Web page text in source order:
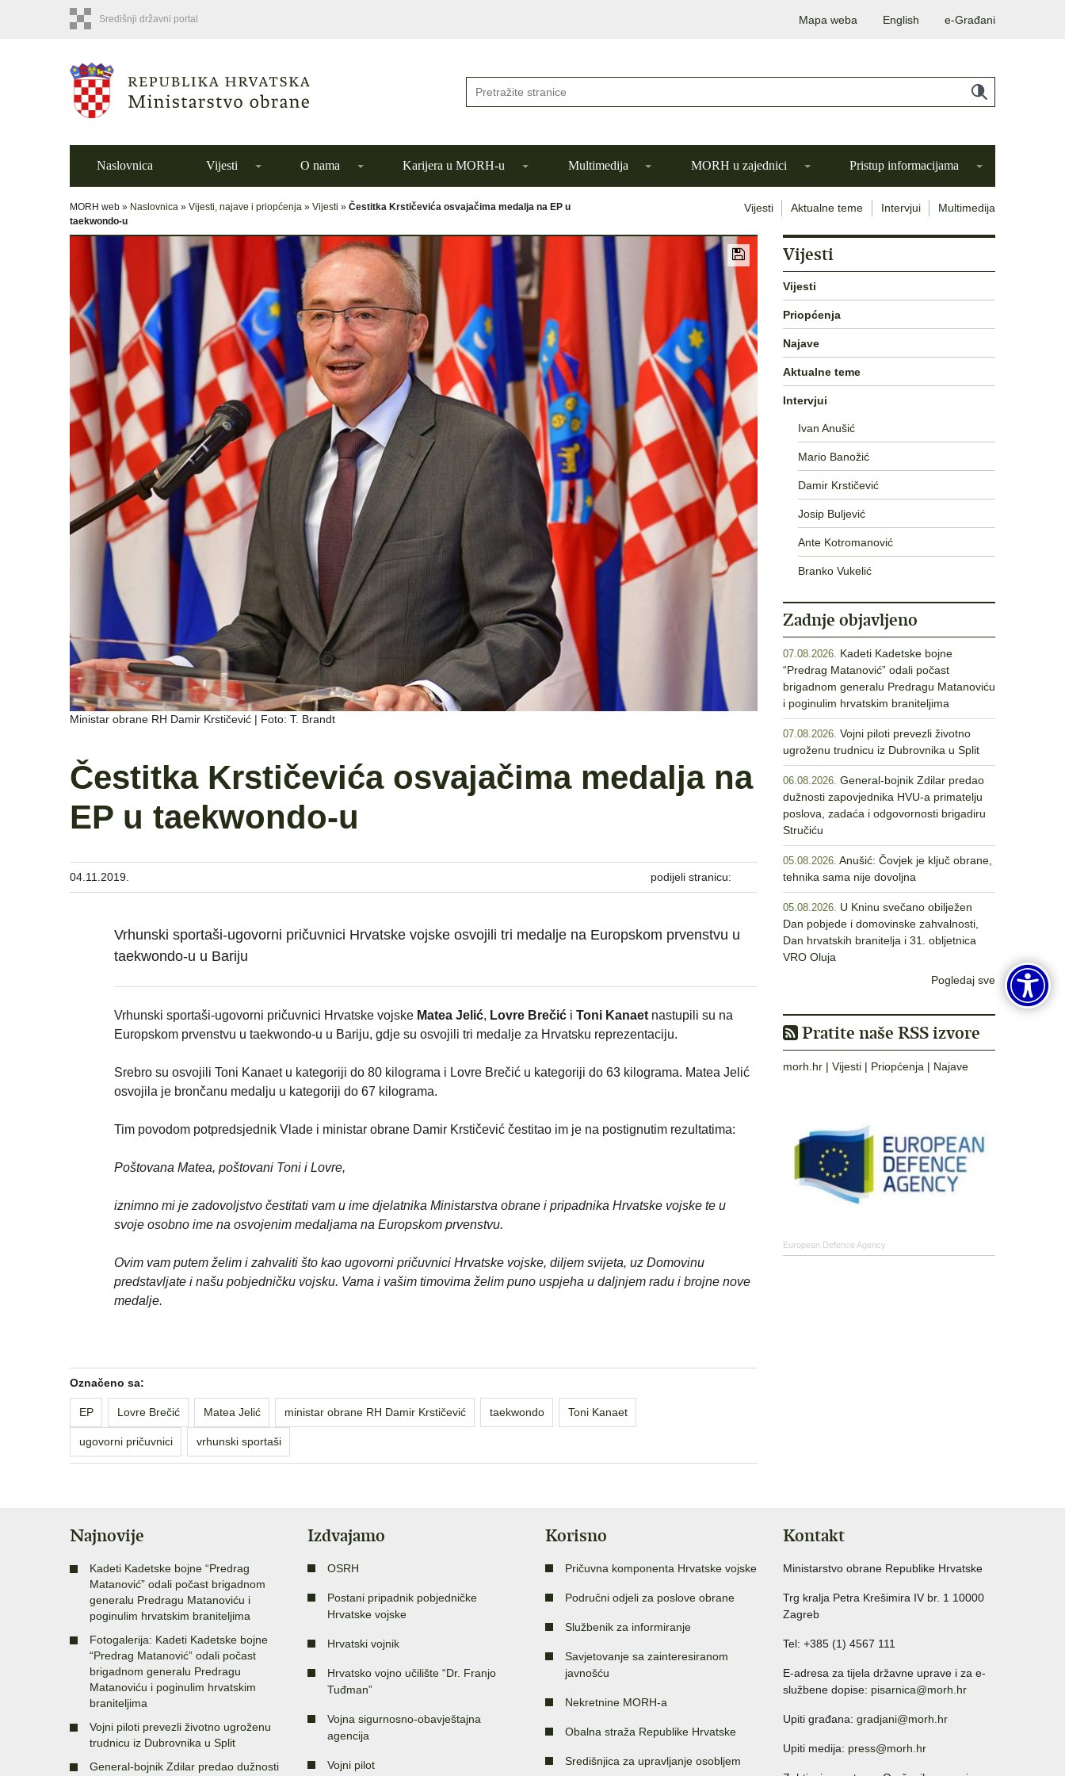
Središnji državni portal Mapa weba English e-Građani
Naslovnica Vijesti O nama Karijera u MORH-u Multimedija MORH u zajednici Pristup informacijama
MORH web » Naslovnica » Vijesti, najave i priopćenja » Vijesti » Čestitka Krstičevića osvajačima medalja na EP u
taekwondo-u
Vijesti Aktualne teme Intervjui Multimedija
Ministar obrane RH Damir Krstičević | Foto: T. Brandt
Čestitka Krstičevića osvajačima medalja na
EP u taekwondo-u
04.11.2019. podijeli stranicu:
Vrhunski sportaši-ugovorni pričuvnici Hrvatske vojske osvojili tri medalje na Europskom prvenstvu u
taekwondo-u u Bariju
Vrhunski sportaši-ugovorni pričuvnici Hrvatske vojske Matea Jelić, Lovre Brečić i Toni Kanaet nastupili su na
Europskom prvenstvu u taekwondo-u u Bariju, gdje su osvojili tri medalje za Hrvatsku reprezentaciju.
Srebro su osvojili Toni Kanaet u kategoriji do 80 kilograma i Lovre Brečić u kategoriji do 63 kilograma. Matea Jelić
osvojila je brončanu medalju u kategoriji do 67 kilograma.
Tim povodom potpredsjednik Vlade i ministar obrane Damir Krstičević čestitao im je na postignutim rezultatima:
Poštovana Matea, poštovani Toni i Lovre,
iznimno mi je zadovoljstvo čestitati vam u ime djelatnika Ministarstva obrane i pripadnika Hrvatske vojske te u
svoje osobno ime na osvojenim medaljama na Europskom prvenstvu.
Ovim vam putem želim i zahvaliti što kao ugovorni pričuvnici Hrvatske vojske, diljem svijeta, uz Domovinu
predstavljate i našu pobjedničku vojsku. Vama i vašim timovima želim puno uspjeha u daljnjem radu i brojne nove
medalje.
Označeno sa:
EP Lovre Brečić Matea Jelić ministar obrane RH Damir Krstičević taekwondo Toni Kanaet
ugovorni pričuvnici vrhunski sportaši
Vijesti
Vijesti
Priopćenja
Najave
Aktualne teme
Intervjui
Ivan Anušić
Mario Banožić
Damir Krstičević
Josip Buljević
Ante Kotromanović
Branko Vukelić
Zadnje objavljeno
07.08.2026. Kadeti Kadetske bojne
“Predrag Matanović” odali počast
brigadnom generalu Predragu Matanoviću
i poginulim hrvatskim braniteljima
07.08.2026. Vojni piloti prevezli životno
ugroženu trudnicu iz Dubrovnika u Split
06.08.2026. General-bojnik Zdilar predao
dužnosti zapovjednika HVU-a primatelju
poslova, zadaća i odgovornosti brigadiru
Stručiću
05.08.2026. Anušić: Čovjek je ključ obrane,
tehnika sama nije dovoljna
05.08.2026. U Kninu svečano obilježen
Dan pobjede i domovinske zahvalnosti,
Dan hrvatskih branitelja i 31. obljetnica
VRO Oluja
Pogledaj sve
Pratite naše RSS izvore
morh.hr | Vijesti | Priopćenja | Najave
European Defence Agency
Najnovije
Kadeti Kadetske bojne “Predrag
Matanović” odali počast brigadnom
generalu Predragu Matanoviću i
poginulim hrvatskim braniteljima
Fotogalerija: Kadeti Kadetske bojne
“Predrag Matanović” odali počast
brigadnom generalu Predragu
Matanoviću i poginulim hrvatskim
braniteljima
Vojni piloti prevezli životno ugroženu
trudnicu iz Dubrovnika u Split
General-bojnik Zdilar predao dužnosti
Izdvajamo
OSRH
Postani pripadnik pobjedničke
Hrvatske vojske
Hrvatski vojnik
Hrvatsko vojno učilište “Dr. Franjo
Tuđman”
Vojna sigurnosno-obavještajna
agencija
Vojni pilot
Korisno
Pričuvna komponenta Hrvatske vojske
Područni odjeli za poslove obrane
Službenik za informiranje
Savjetovanje sa zainteresiranom
javnošću
Nekretnine MORH-a
Obalna straža Republike Hrvatske
Središnjica za upravljanje osobljem
Kontakt
Ministarstvo obrane Republike Hrvatske
Trg kralja Petra Krešimira IV br. 1 10000
Zagreb
Tel: +385 (1) 4567 111
E-adresa za tijela državne uprave i za e-
službene dopise: pisarnica@morh.hr
Upiti građana: gradjani@morh.hr
Upiti medija: press@morh.hr